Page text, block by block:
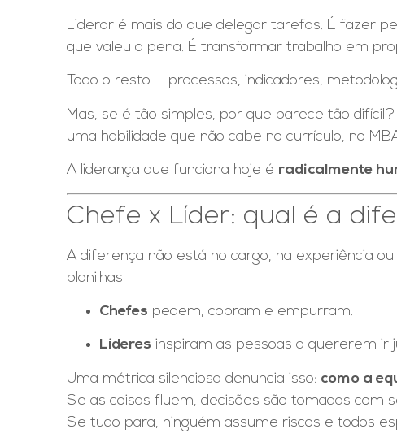
Liderar é mais do que delegar tarefas. É fazer
que valeu a pena. É transformar trabalho em
Todo o resto — processos, indicadores,
Mas, se é tão simples, por que parece tão
uma habilidade que não cabe no currículo, no
A liderança que funciona hoje é radicalmente
Chefe x Líder: qual é a
A diferença não está no cargo, na experiência
planilhas.
Chefes pedem, cobram e empurram.
Líderes inspiram as pessoas a quererem ir
Uma métrica silenciosa denuncia isso: como a
Se as coisas fluem, decisões são tomadas com
Se tudo para, ninguém assume riscos e todos